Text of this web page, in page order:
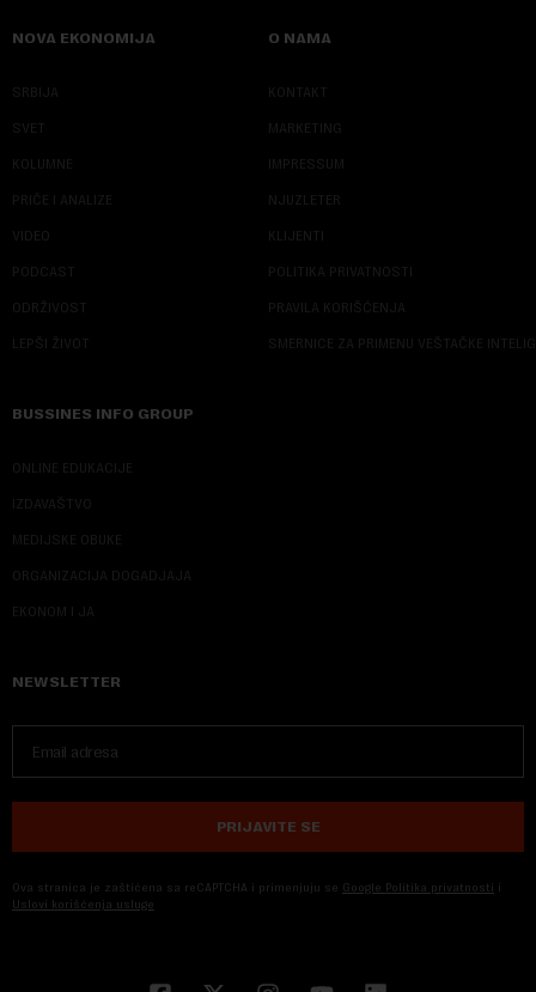
NOVA EKONOMIJA
SRBIJA
SVET
KOLUMNE
PRIČE I ANALIZE
VIDEO
PODCAST
ODRŽIVOST
LEPŠI ŽIVOT
O NAMA
KONTAKT
MARKETING
IMPRESSUM
NJUZLETER
KLIJENTI
POLITIKA PRIVATNOSTI
PRAVILA KORIŠĆENJA
SMERNICE ZA PRIMENU VEŠTAČKE
BUSSINES INFO GROUP
ONLINE EDUKACIJE
IZDAVAŠTVO
MEDIJSKE OBUKE
ORGANIZACIJA DOGADJAJA
EKONOM I JA
NEWSLETTER
PRIJAVITE SE
Ova stranica je zaštićena sa reCAPTCHA i primenjuju se Google Politika privatnosti i
Uslovi korišćenja usluge